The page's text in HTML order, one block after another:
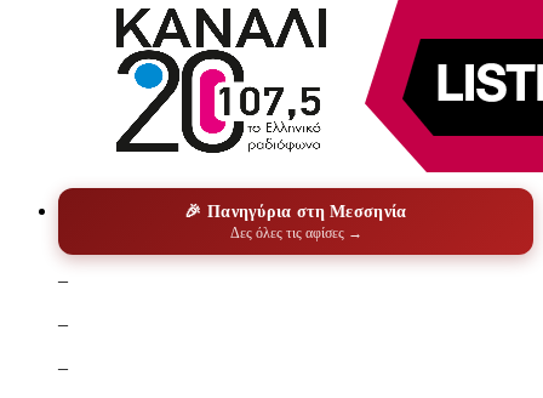
🎉 Πανηγύρια στη Μεσσηνία
Δες όλες τις αφίσες →
–
–
–